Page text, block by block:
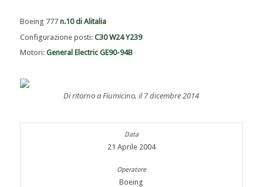
Boeing 777 n.10 di Alitalia
Configurazione posti: C30 W24 Y239
Motori: General Electric GE90-94B
Di ritorno a Fiumicino, il 7 dicembre 2014
21 Aprile 2004
Boeing